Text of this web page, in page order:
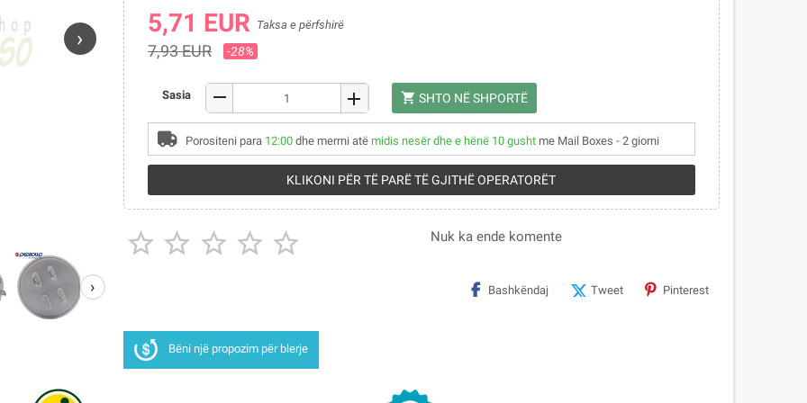
›
›
5,71 EUR Taksa e përfshirë
7,93 EUR -28%
Sasia remove add shopping_cart SHTO NË SHPORTË
Porositeni para 12:00 dhe merrni atë midis nesër dhe e hënë 10 gusht me Mail Boxes - 2 giorni
KLIKONI PËR TË PARË TË GJITHË OPERATORËT
     Nuk ka ende komente
Bashkëndaj Tweet Pinterest
Bëni një propozim për blerje